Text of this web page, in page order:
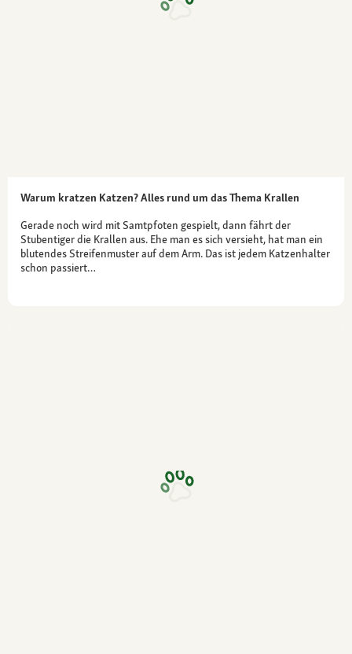
Warum kratzen Katzen? Alles rund um das Thema Krallen
Gerade noch wird mit Samtpfoten gespielt, dann fährt der
Stubentiger die Krallen aus. Ehe man es sich versieht, hat man ein
blutendes Streifenmuster auf dem Arm. Das ist jedem Katzenhalter
schon passiert…